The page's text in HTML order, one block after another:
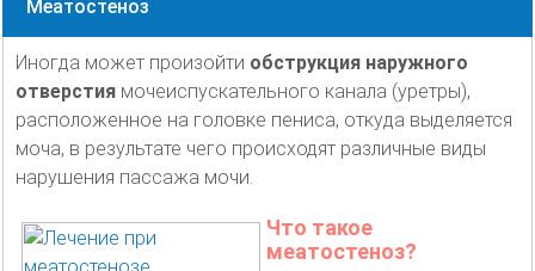
Меатостеноз
Иногда может произойти обструкция наружного
отверстия мочеиспускательного канала (уретры),
расположенное на головке пениса, откуда выделяется
моча, в результате чего происходят различные виды
нарушения пассажа мочи.
Что такое
меатостеноз?